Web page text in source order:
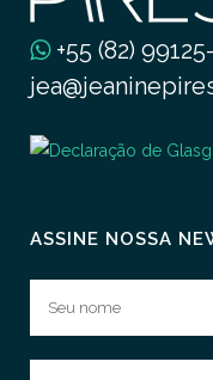
+55 (82)
ASSINE NOSSA